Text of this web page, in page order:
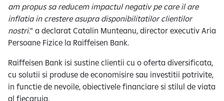
am propus sa reducem impactul negativ pe care il are
inflatia in crestere asupra disponibilitatilor clientilor
nostri.” a declarat Catalin Munteanu, director executiv Aria
Persoane Fizice la Raiffeisen Bank.
Raiffeisen Bank isi sustine clientii cu o oferta diversificata,
cu solutii si produse de economisire sau investitii potrivite,
in functie de nevoile, obiectivele financiare si stilul de viata
al fiecaruia.